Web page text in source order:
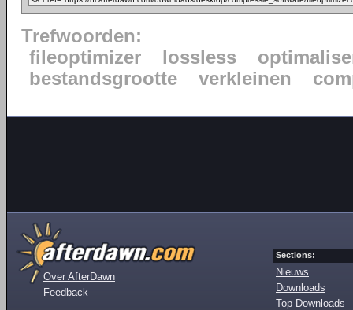
Trefwoorden:
fileoptimizer
lossless
bestandsgrootte
verkleinen
Over AfterDawn
Feedback
Sections:
Nieuws
Downloads
Top Downloads